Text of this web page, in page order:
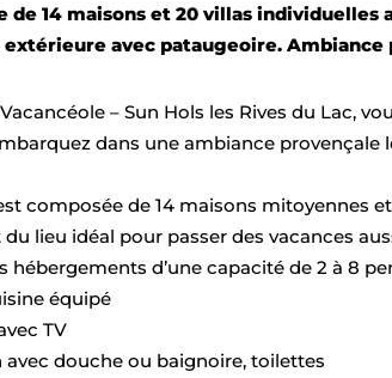
de 14 maisons et 20 villas
extérieure avec pataugeoire. Ambiance
– Sun Hols les Rives du Lac,
dans une ambiance provençale
composée de 14 maisons mitoyennes
du lieu idéal pour passer des vacances
hébergements d’une capacité de 2 à 8
équipé
TV
avec douche ou baignoire, toilettes